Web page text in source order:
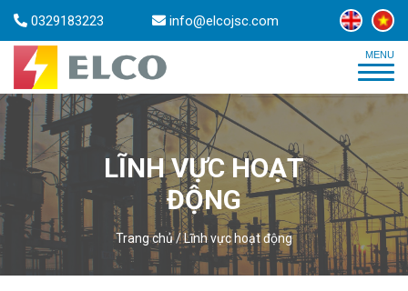
0329183223 info@elcojsc.com
LĨNH VỰC HOẠT
ĐỘNG
Trang chủ/Lĩnh vực hoạt động